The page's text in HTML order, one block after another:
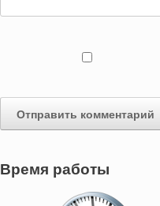
Время работы